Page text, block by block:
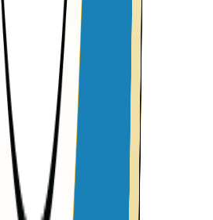
Mormon Lake
Morristown
Mount Lemmon